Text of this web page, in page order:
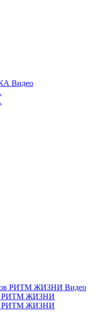
Видео
Видео
РИТМ ЖИЗНИ
РИТМ ЖИЗНИ